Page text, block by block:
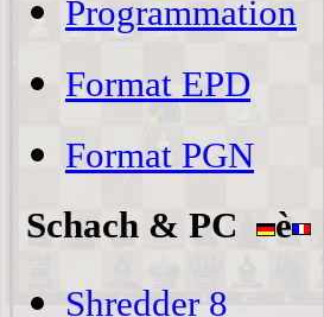
Programmation
Format EPD
Format PGN
Schach & PC
è
Shredder 8